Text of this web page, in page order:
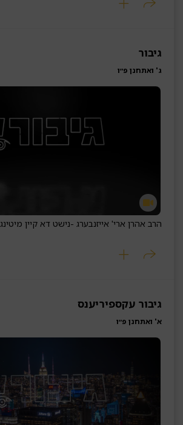
גיבור
ג' ואתחנן פ״ו
הרב אהרן ארי' אייזנבערג -נישט דא קיין מיטינג
גיבור עקספיריענס
א' ואתחנן פ״ו